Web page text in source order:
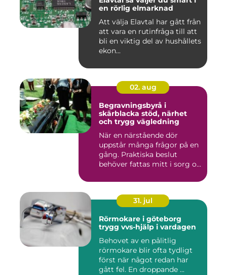
en rörlig elmarknad
Att välja Elavtal har gått från
att vara en rutinfråga till att
bli en viktig del av hushållets
ekon...
02. aug
Begravningsbyrå i
skärblacka stöd, närhet
och trygg vägledning
När en närstående dör
uppstår många frågor på en
gång. Praktiska beslut
behöver fattas mitt i sorg o...
31. jul
Rörmokare i göteborg
trygg vvs-hjälp i vardagen
Behovet av en pålitlig
rörmokare blir ofta tydligt
först när något redan har
gått fel. En droppande ...